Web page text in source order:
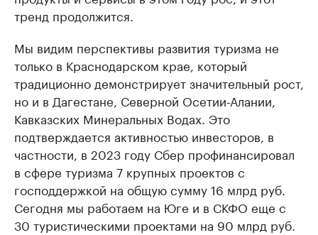
тренд продолжится.
Мы видим перспективы развития туризма не
только в Краснодарском крае, который
традиционно демонстрирует значительный рост,
но и в Дагестане, Северной Осетии-Алании,
Кавказских Минеральных Водах. Это
подтверждается активностью инвесторов, в
частности, в 2023 году Сбер профинансировал
в сфере туризма 7 крупных проектов с
господдержкой на общую сумму 16 млрд руб.
Сегодня мы работаем на Юге и в СКФО еще с
30 туристическими проектами на 90 млрд руб.